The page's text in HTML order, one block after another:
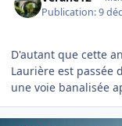
Publication:9
D'autant que cette
Laurière est passée
une voie banalisée